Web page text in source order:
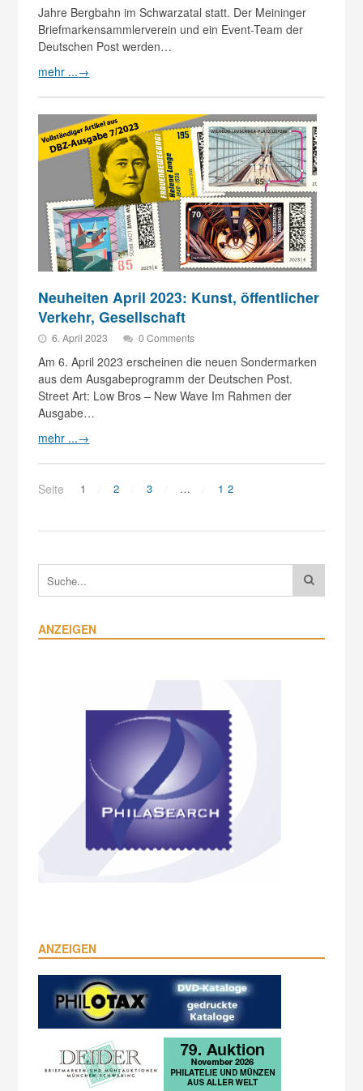
Jahre Bergbahn im Schwarzatal statt. Der Meininger
Briefmarkensammlerverein und ein Event-Team der
Deutschen Post werden…
mehr ...→
Neuheiten April 2023: Kunst, öffentlicher
Verkehr, Gesellschaft
6. April 2023 0 Comments
Am 6. April 2023 erscheinen die neuen Sondermarken
aus dem Ausgabeprogramm der Deutschen Post.
Street Art: Low Bros – New Wave Im Rahmen der
Ausgabe…
mehr ...→
Seite 1 2 3 … 12
ANZEIGEN
ANZEIGEN